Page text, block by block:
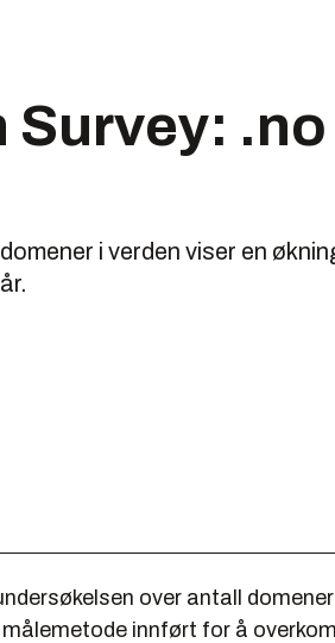
.no
i verden viser en
over antall
innført for å